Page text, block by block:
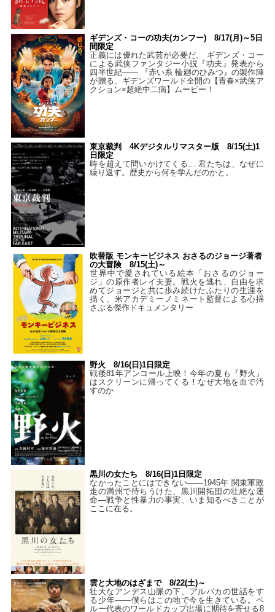
ギデンズ・コーの功夫(カンフー) 8/17(月)～5日
間限定
正義には優れた武芸が必要だ。 ギデンズ・コー
による武侠ファンタジー小説『功夫』発表から
四半世紀―― 『赤い糸 輪廻のひみつ』の製作陣
が贈る、ギデンズワールド全開の【青春×武侠ア
クション×超絶中二病】ムービー！
東京裁判 4Kデジタルリマスター版 8/15(土)1
日限定
時を超えて問いかけてくる… 君たちは、なぜに
繰り返す。歴史から何を学んだのかと。
吹替版 モンキービジネス おさるのジョージ著者
の大冒険 8/15(土)～
世界中で愛されている絵本「おさるのジョー
ジ」の原作者レイ夫妻。戦火を逃れ、自由を求
めてジョージと共に歩み続けたふたりの生涯を
描く、米アカデミーノミネート監督による心揺
さぶる傑作ドキュメンタリー
野火 8/16(日)1日限定
戦後81年アンコール上映！今年の夏も『野火』
はスクリーンに帰ってくる！なぜ大地を血で汚
すのか
黒川の女たち 8/16(日)1日限定
なかったことにはできない——1945年 関東軍敗
走の満州で待ちうけた、黒川開拓団の壮絶な運
命―戦争と性暴力の事実、いま知るべきことが
ここに在る。
雲と大地のはざまで 8/22(土)～
壮大なアンデス山脈の下、アルパカの世話をす
る少年――僕らはこの地で今を生きている。ペ
ルー代表のワールドカップ出場に期待を寄せる8